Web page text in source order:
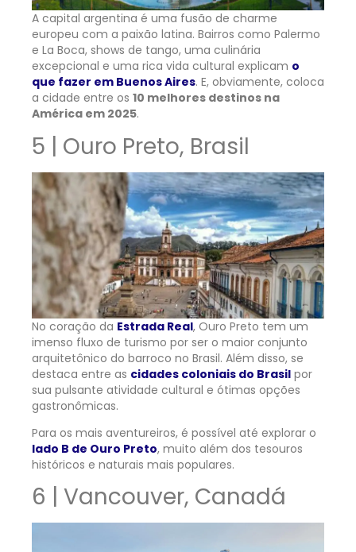
A capital argentina é uma fusão de charme
europeu com a paixão latina. Bairros como Palermo
e La Boca, shows de tango, uma culinária
excepcional e uma rica vida cultural explicam o
que fazer em Buenos Aires. E, obviamente, coloca
a cidade entre os 10 melhores destinos na
América em 2025.
5 | Ouro Preto, Brasil
No coração da Estrada Real, Ouro Preto tem um
imenso fluxo de turismo por ser o maior conjunto
arquitetônico do barroco no Brasil. Além disso, se
destaca entre as cidades coloniais do Brasil por
sua pulsante atividade cultural e ótimas opções
gastronômicas.
Para os mais aventureiros, é possível até explorar o
lado B de Ouro Preto, muito além dos tesouros
históricos e naturais mais populares.
6 | Vancouver, Canadá